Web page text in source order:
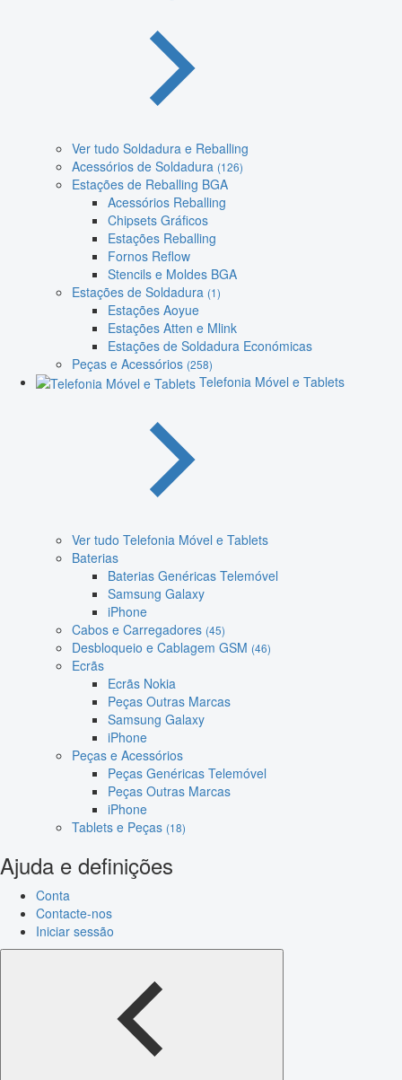
Ver tudo Soldadura e Reballing
Acessórios de Soldadura (126)
Estações de Reballing BGA
Acessórios Reballing
Chipsets Gráficos
Estações Reballing
Fornos Reflow
Stencils e Moldes BGA
Estações de Soldadura (1)
Estações Aoyue
Estações Atten e Mlink
Estações de Soldadura Económicas
Peças e Acessórios (258)
Telefonia Móvel e Tablets
Ver tudo Telefonia Móvel e Tablets
Baterias
Baterias Genéricas Telemóvel
Samsung Galaxy
iPhone
Cabos e Carregadores (45)
Desbloqueio e Cablagem GSM (46)
Ecrãs
Ecrãs Nokia
Peças Outras Marcas
Samsung Galaxy
iPhone
Peças e Acessórios
Peças Genéricas Telemóvel
Peças Outras Marcas
iPhone
Tablets e Peças (18)
Ajuda e definições
Conta
Contacte-nos
Iniciar sessão